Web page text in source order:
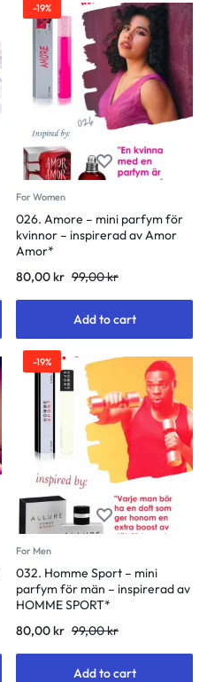
-19%
For Women
026. Amore – mini parfym för
kvinnor – inspirerad av Amor
Amor*
80,00kr 99,00kr
Add to cart
-19%
For Men
032. Homme Sport – mini
parfym för män – inspirerad av
HOMME SPORT*
80,00kr 99,00kr
Add to cart